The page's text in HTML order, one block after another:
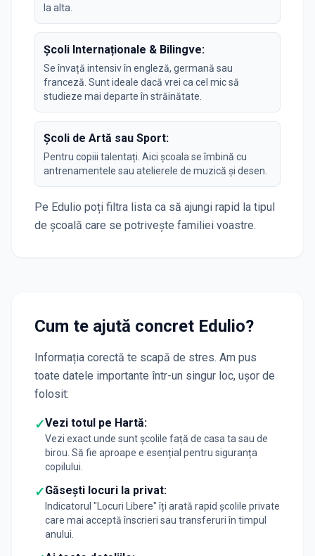
la alta.
Școli Internaționale & Bilingve:
Se învață intensiv în engleză, germană sau
franceză. Sunt ideale dacă vrei ca cel mic să
studieze mai departe în străinătate.
Școli de Artă sau Sport:
Pentru copiii talentați. Aici școala se îmbină cu
antrenamentele sau atelierele de muzică și desen.
Pe Edulio poți filtra lista ca să ajungi rapid la tipul
de școală care se potrivește familiei voastre.
Cum te ajută concret Edulio?
Informația corectă te scapă de stres. Am pus
toate datele importante într-un singur loc, ușor de
folosit:
✓Vezi totul pe Hartă:
Vezi exact unde sunt școlile față de casa ta sau de
birou. Să fie aproape e esențial pentru siguranța
copilului.
✓Găsești locuri la privat:
Indicatorul "Locuri Libere" îți arată rapid școlile private
care mai acceptă înscrieri sau transferuri în timpul
anului.